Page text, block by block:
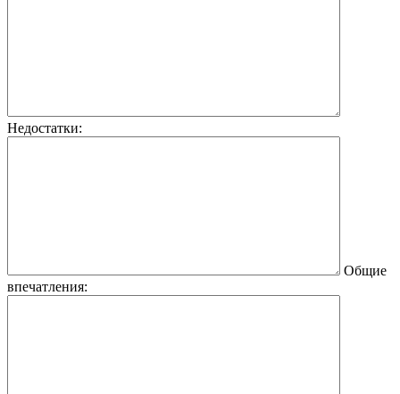
Недостатки:
Общие
впечатления: